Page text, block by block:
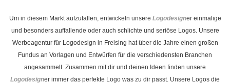
Um in diesem Markt aufzufallen, entwickeln unsere Logodesigner einmalige
und besonders auffallende oder auch schlichte und seriöse Logos. Unsere
Werbeagentur für Logodesign in Freising hat über die Jahre einen großen
Fundus an Vorlagen und Entwürfen für die verschiedensten Branchen
angesammelt. Zusammen mit dir und deinen Ideen finden unsere
Logodesigner immer das perfekte Logo was zu dir passt. Unsere Logos die